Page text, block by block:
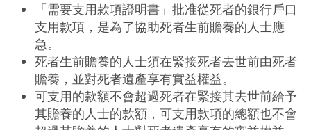
「需要支用款項證明書」批准從死者的銀行戶口
支用款項，是為了協助死者生前贍養的人士應
急。
死者生前贍養的人士須在緊接死者去世前由死者
贍養，並對死者遺產享有實益權益。
可支用的款額不會超過死者在緊接其去世前給予
其贍養的人士的款額，可支用款項的總額也不會